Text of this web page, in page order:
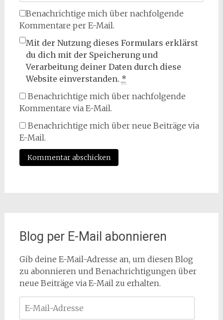
Benachrichtige mich über nachfolgende
Kommentare per E-Mail.
Mit der Nutzung dieses Formulars erklärst
du dich mit der Speicherung und
Verarbeitung deiner Daten durch diese
Website einverstanden. *
Benachrichtige mich über nachfolgende
Kommentare via E-Mail.
Benachrichtige mich über neue Beiträge via
E-Mail.
Blog per E-Mail abonnieren
Gib deine E-Mail-Adresse an, um diesen Blog
zu abonnieren und Benachrichtigungen über
neue Beiträge via E-Mail zu erhalten.
Mail-